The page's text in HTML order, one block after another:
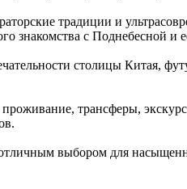
традиции и
знакомства с Поднебесной и
столицы Китая,
трансферы,
выбором для